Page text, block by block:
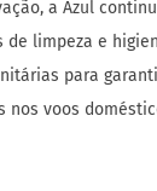
a Azul
limpeza e
para
nos voos